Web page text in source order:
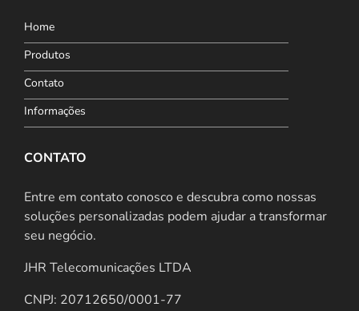
Home
Produtos
Contato
Informações
CONTATO
Entre em contato conosco e descubra como nossas
soluções personalizadas podem ajudar a transformar
seu negócio.
JHR Telecomunicações LTDA
CNPJ: 20712650/0001-77